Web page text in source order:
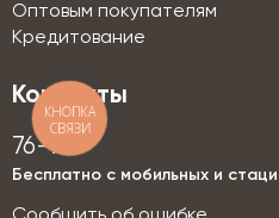
Оптовым покупателям
Кредитование
Контакты
76-76
Бесплатно с мобильных и
КНОПКА
СВЯЗИ